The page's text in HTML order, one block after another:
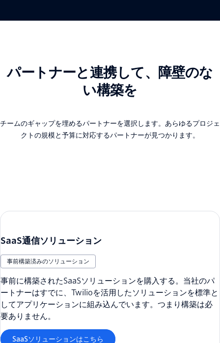
パートナーと連携して、障壁のな
い構築を
チームのギャップを埋めるパートナーを選択します。あらゆるプロジェ
クトの規模と予算に対応するパートナーが見つかります。
SaaS通信ソリューション
事前構築済みのソリューション
事前に構築されたSaaSソリューションを購入する。当社のパ
ートナーはすでに、Twilioを活用したソリューションを標準と
してアプリケーションに組み込んでいます。つまり構築は必
要ありません。
SaaSソリューションはこちら